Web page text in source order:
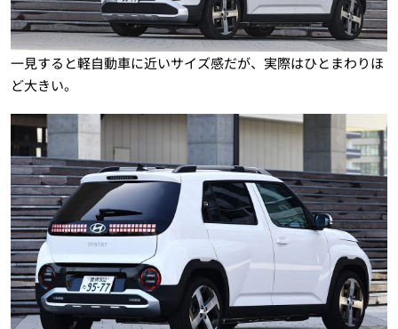
一見すると軽自動車に近いサイズ感だが、実際はひとまわりほ
ど大きい。